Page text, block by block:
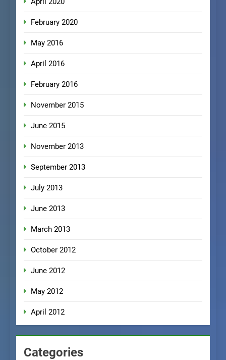
February 2020
May 2016
April 2016
February 2016
November 2015
June 2015
November 2013
September 2013
July 2013
June 2013
March 2013
October 2012
June 2012
May 2012
April 2012
Categories